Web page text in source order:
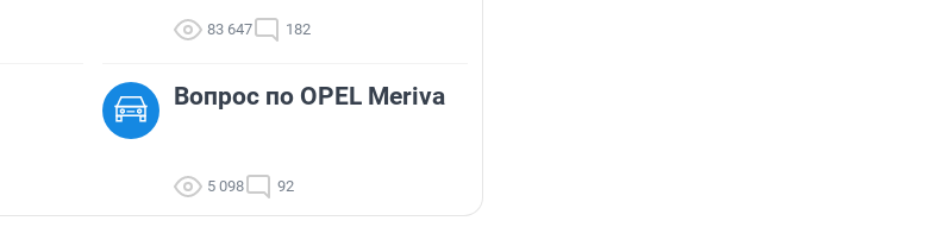
83 647 182
Вопрос по OPEL Meriva
5 098 92